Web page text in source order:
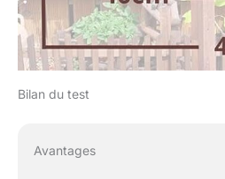
Bilan du test
Avantages